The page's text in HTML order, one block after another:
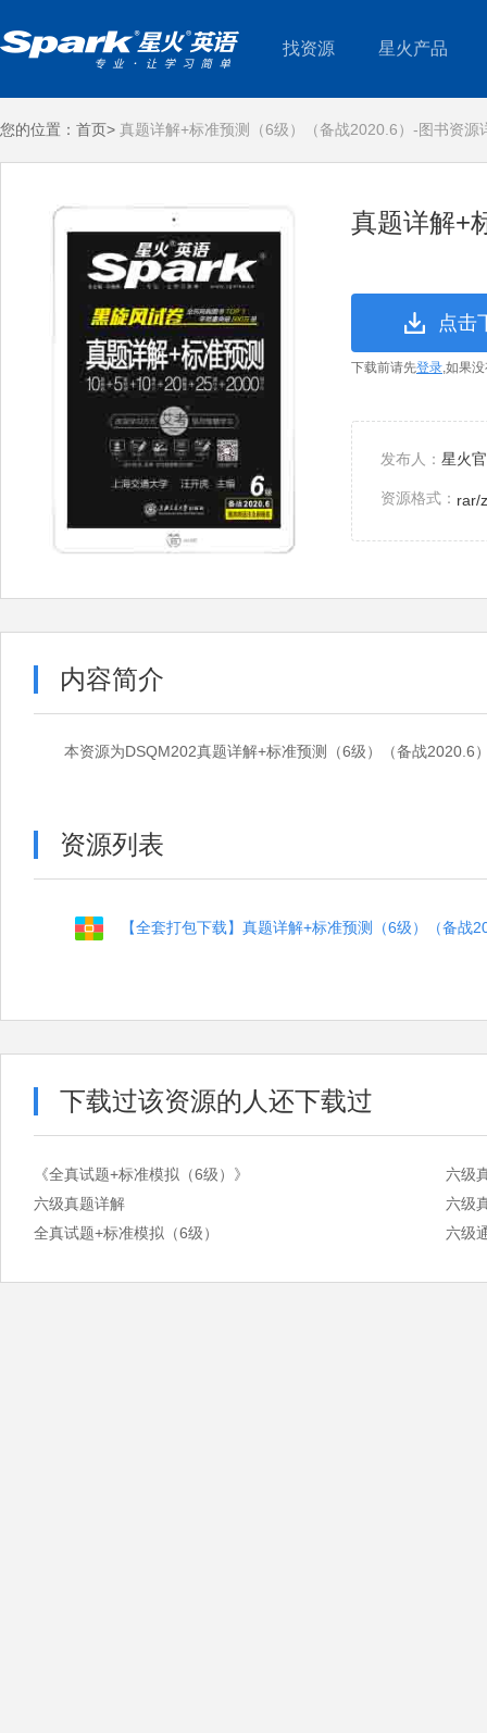
找资源 星火产品
您的位置： 首页> 真题详解+标准预测（6级）（备战2020.6）-图书资源
真题详解+
点击
下载前请先登录,如果
发布人： 星火
资源格式： rar/
内容简介
本资源为DSQM202真题详解+标准预测（6级）（备战2020.6
资源列表
【全套打包下载】真题详解+标准预测（6级）（备战
下载过该资源的人还下载过
《全真试题+标准模拟（6级）》
六级
六级真题详解
六级
全真试题+标准模拟（6级）
六级